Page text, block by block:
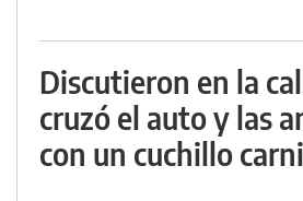
Discutieron en la
cruzó el auto y las
con un cuchillo